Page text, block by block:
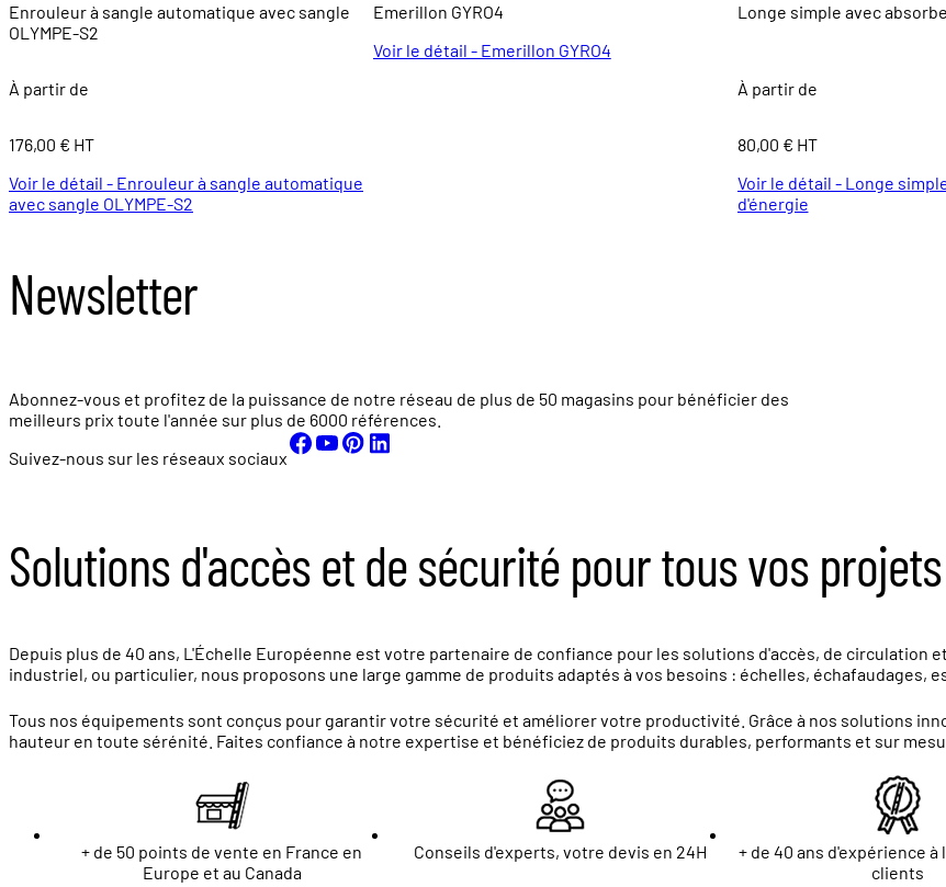
Enrouleur à sangle automatique avec sangle
OLYMPE-S2
À partir de
176,00 € HT
Voir le détail - Enrouleur à sangle automatique
avec sangle OLYMPE-S2
Emerillon GYRO4
Voir le détail - Emerillon GYRO4
Longe simple avec
À partir de
80,00 € HT
Voir le détail - Longe
d'énergie
Newsletter
Abonnez-vous et profitez de la puissance de notre réseau de plus de 50 magasins pour bénéficier des
meilleurs prix toute l'année sur plus de 6000 références.
Suivez-nous sur les réseaux sociaux
Solutions d'accès et de sécurité pour tous vos projets
Depuis plus de 40 ans, L'Échelle Européenne est votre partenaire de confiance pour les solutions d'accès, de circulation
industriel, ou particulier, nous proposons une large gamme de produits adaptés à vos besoins : échelles, échafaudages,
Tous nos équipements sont conçus pour garantir votre sécurité et améliorer votre productivité. Grâce à nos solutions
hauteur en toute sérénité. Faites confiance à notre expertise et bénéficiez de produits durables, performants et sur
+ de 50 points de vente en France en
Europe et au Canada
Conseils d'experts, votre devis en 24H
+ de 40 ans d'expérience à
clients